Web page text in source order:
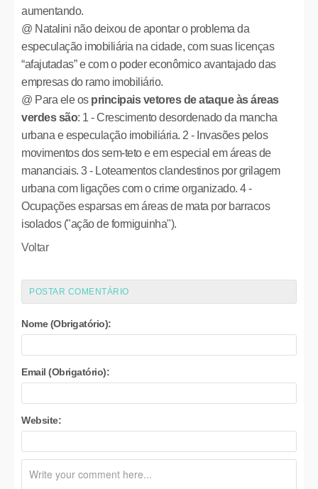
aumentando.
@ Natalini não deixou de apontar o problema da
especulação imobiliária na cidade, com suas licenças
“afajutadas” e com o poder econômico avantajado das
empresas do ramo imobiliário.
@ Para ele os principais vetores de ataque às áreas
verdes são: 1 - Crescimento desordenado da mancha
urbana e especulação imobiliária. 2 - Invasões pelos
movimentos dos sem-teto e em especial em áreas de
mananciais. 3 - Loteamentos clandestinos por grilagem
urbana com ligações com o crime organizado. 4 -
Ocupações esparsas em áreas de mata por barracos
isolados ("ação de formiguinha").
Voltar
POSTAR COMENTÁRIO
Nome (Obrigatório):
Email (Obrigatório):
Website: